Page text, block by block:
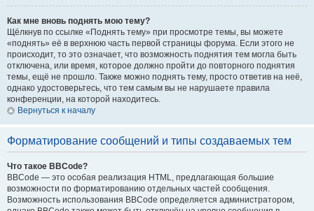
Как мне вновь поднять мою тему?
Щёлкнув по ссылке «Поднять тему» при просмотре темы, вы можете
«поднять» её в верхнюю часть первой страницы форума. Если этого не
происходит, то это означает, что возможность поднятия тем могла быть
отключена, или время, которое должно пройти до повторного поднятия
темы, ещё не прошло. Также можно поднять тему, просто ответив на неё,
однако удостоверьтесь, что тем самым вы не нарушаете правила
конференции, на которой находитесь.
Вернуться к началу
Форматирование сообщений и типы создаваемых тем
Что такое BBCode?
BBCode — это особая реализация HTML, предлагающая большие
возможности по форматированию отдельных частей сообщения.
Возможность использования BBCode определяется администратором,